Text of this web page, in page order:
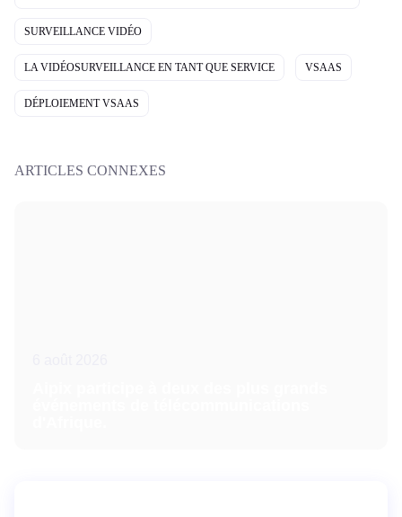
SURVEILLANCE VIDÉO
LA VIDÉOSURVEILLANCE EN TANT QUE SERVICE VSAAS
DÉPLOIEMENT VSAAS
ARTICLES CONNEXES